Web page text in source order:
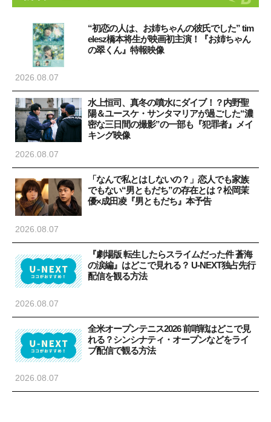
“初恋の人は、お姉ちゃんの彼氏でした” tim
elesz橋本将生が映画初主演！『お姉ちゃん
の翠くん』特報映像
2026.08.07
水上恒司、真冬の噴水にダイブ！？内野聖
陽＆ユースケ・サンタマリアが過ごした“濃
密な三日間の撮影”の一部も『犯罪者』メイ
キング映像
2026.08.07
「なんで私とはしないの？」恋人でも家族
でもない“男ともだち”の存在とは？松岡茉
優×成田凌『男ともだち』本予告
2026.08.07
『劇場版 転生したらスライムだった件 蒼海
の涙編』はどこで見れる？ U-NEXT独占先行
配信を観る方法
2026.08.07
全米オープンテニス2026 前哨戦はどこで見
れる？シンシナティ・オープンなどをライ
ブ配信で観る方法
2026.08.07